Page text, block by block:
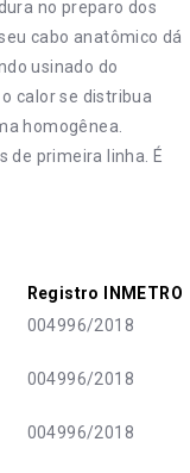
no preparo dos
cabo anatômico dá
usinado do
calor se distribua
homogênea.
de primeira linha. É
Registro INMETRO
004996/2018
004996/2018
004996/2018